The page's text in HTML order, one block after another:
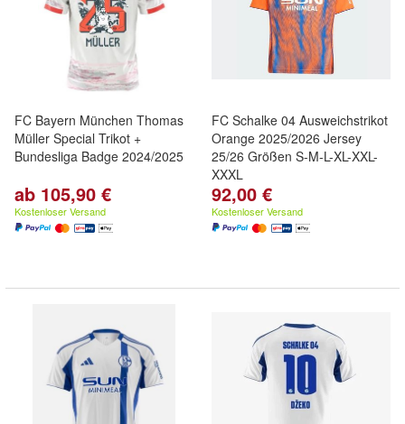
FC Bayern München Thomas
Müller Special Trikot +
Bundesliga Badge 2024/2025
ab 105,90 €
Kostenloser Versand
FC Schalke 04 Ausweichstrikot
Orange 2025/2026 Jersey
25/26 Größen S-M-L-XL-XXL-
XXXL
92,00 €
Kostenloser Versand